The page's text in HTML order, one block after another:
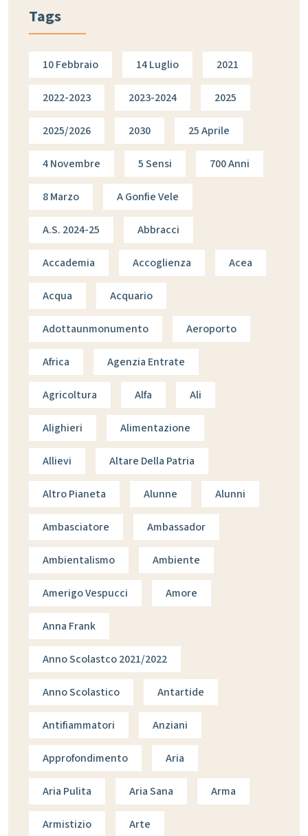
Tags
10 Febbraio 14 Luglio 2021
2022-2023 2023-2024 2025
2025/2026 2030 25 Aprile
4 Novembre 5 Sensi 700 Anni
8 Marzo A Gonfie Vele
A.s. 2024-25 Abbracci
Accademia Accoglienza Acea
Acqua Acquario
Adottaunmonumento Aeroporto
Africa Agenzia Entrate
Agricoltura Alfa Ali
Alighieri Alimentazione
Allievi Altare Della Patria
Altro Pianeta Alunne Alunni
Ambasciatore Ambassador
Ambientalismo Ambiente
Amerigo Vespucci Amore
Anna Frank
Anno Scolastco 2021/2022
Anno Scolastico Antartide
Antifiammatori Anziani
Approfondimento Aria
Aria Pulita Aria Sana Arma
Armistizio Arte